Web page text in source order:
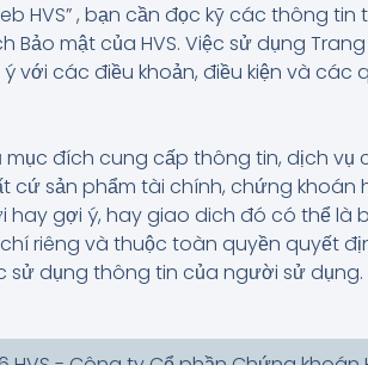
HVS” , bạn cần đọc kỹ các thông
Bảo mật của HVS. Việc sử dụng
với các điều khoản, điều kiện và
mục đích cung cấp thông tin, dịch
cứ sản phẩm tài chính, chứng
gợi ý, hay giao dich đó có thể là
riêng và thuộc toàn quyền quyết
sử dụng thông tin của người sử dụng.